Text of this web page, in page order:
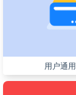
用户通